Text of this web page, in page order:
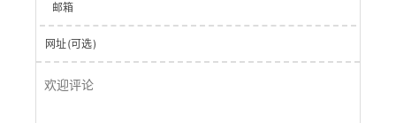
邮箱
网址(可选)